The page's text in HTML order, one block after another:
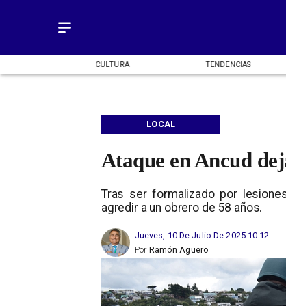
CULTURA TENDENCIAS
Ataque en Ancud
Tras ser formalizado por
agredir a un obrero de 58 años.
LOCAL
Jueves, 10 De Julio De 2025 10:12
Ramón Aguero
Por